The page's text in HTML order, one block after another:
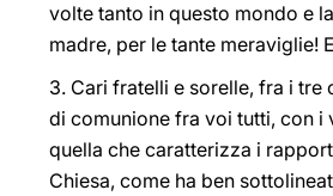
volte tanto in questo mondo e
madre, per le tante meraviglie!
3. Cari fratelli e sorelle, fra i
di comunione fra voi tutti, con i
quella che caratterizza i
Chiesa, come ha ben